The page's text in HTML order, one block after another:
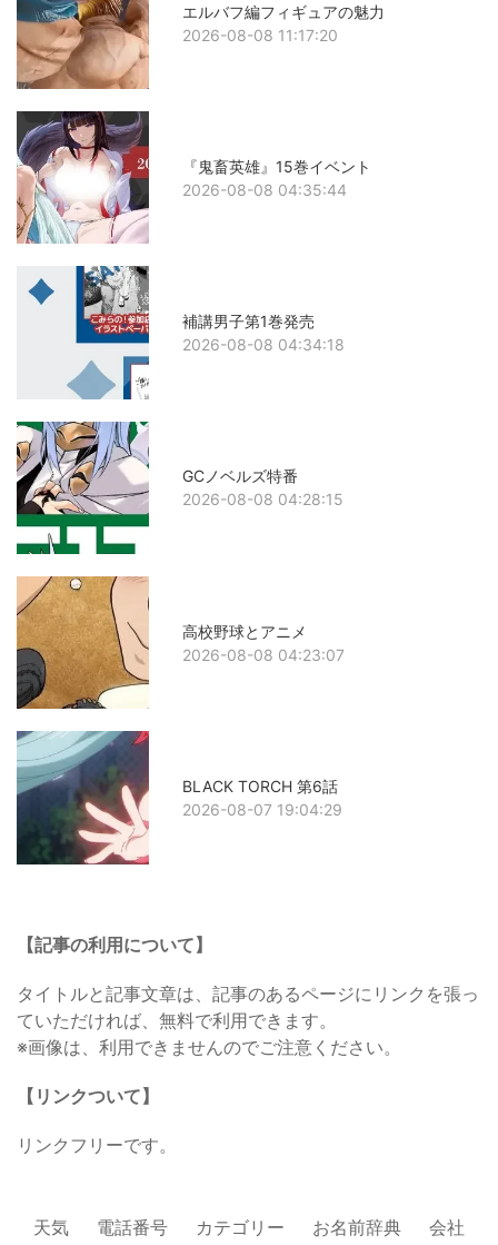
エルバフ編フィギュアの魅力
2026-08-08 11:17:20
『鬼畜英雄』15巻イベント
2026-08-08 04:35:44
補講男子第1巻発売
2026-08-08 04:34:18
GCノベルズ特番
2026-08-08 04:28:15
高校野球とアニメ
2026-08-08 04:23:07
BLACK TORCH 第6話
2026-08-07 19:04:29
【記事の利用について】
タイトルと記事文章は、記事のあるページにリンクを張っ
ていただければ、無料で利用できます。
※画像は、利用できませんのでご注意ください。
【リンクついて】
リンクフリーです。
天気 電話番号 カテゴリー お名前辞典
会社